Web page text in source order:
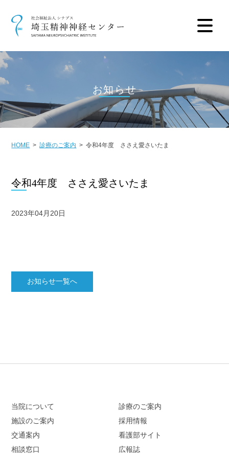
お知らせ
HOME 診療のご案内 令和4年度 ささえ愛さいたま
令和4年度 ささえ愛さいたま
2023年04月20日
お知らせ一覧へ
当院について
診療のご案内
施設のご案内
交通案内
相談窓口
採用情報
看護部サイト
広報誌